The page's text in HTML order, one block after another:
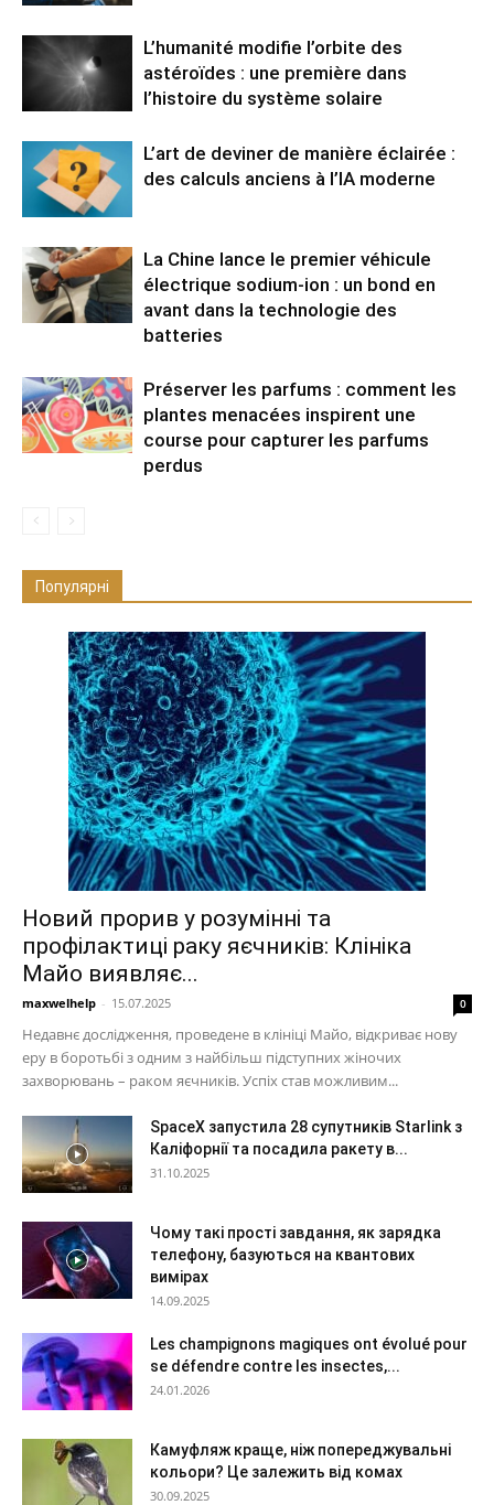
L’humanité modifie l’orbite des
astéroïdes : une première dans
l’histoire du système solaire
L’art de deviner de manière éclairée :
des calculs anciens à l’IA moderne
La Chine lance le premier véhicule
électrique sodium-ion : un bond en
avant dans la technologie des
batteries
Préserver les parfums : comment les
plantes menacées inspirent une
course pour capturer les parfums
perdus
Популярні
Новий прорив у розумінні та
профілактиці раку яєчників: Клініка
Майо виявляє...
maxwelhelp - 15.07.2025 0
Недавнє дослідження, проведене в клініці Майо, відкриває нову
еру в боротьбі з одним з найбільш підступних жіночих
захворювань – раком яєчників. Успіх став можливим...
SpaceX запустила 28 супутників Starlink з
Каліфорнії та посадила ракету в...
31.10.2025
Чому такі прості завдання, як зарядка
телефону, базуються на квантових
вимірах
14.09.2025
Les champignons magiques ont évolué pour
se défendre contre les insectes,...
24.01.2026
Камуфляж краще, ніж попереджувальні
кольори? Це залежить від комах
30.09.2025